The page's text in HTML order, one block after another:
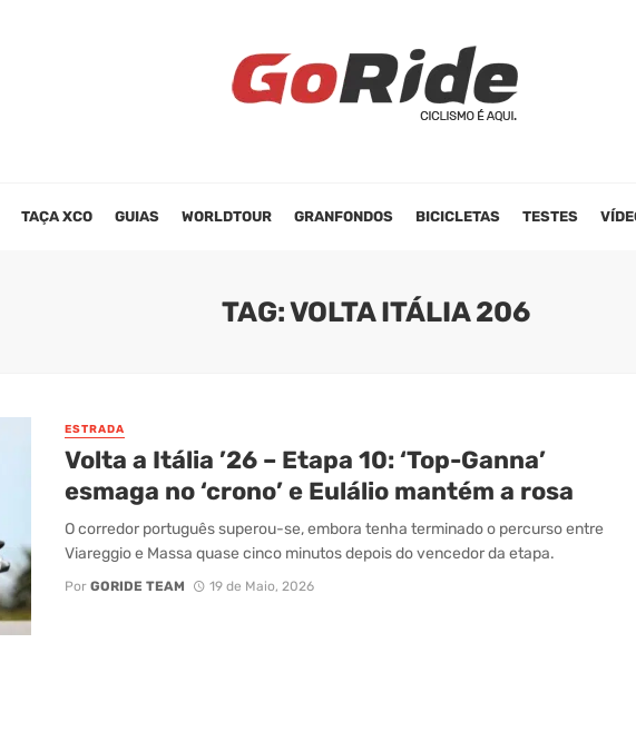
TAÇA XCO GUIAS WORLDTOUR GRANFONDOS BICICLETAS TESTES
TAG: VOLTA ITÁLIA 206
ESTRADA
Volta a Itália ’26 – Etapa 10: ‘Top-Ganna’
esmaga no ‘crono’ e Eulálio mantém a rosa
O corredor português superou-se, embora tenha terminado o percurso entre
Viareggio e Massa quase cinco minutos depois do vencedor da etapa.
Por GORIDE TEAM 19 de Maio, 2026